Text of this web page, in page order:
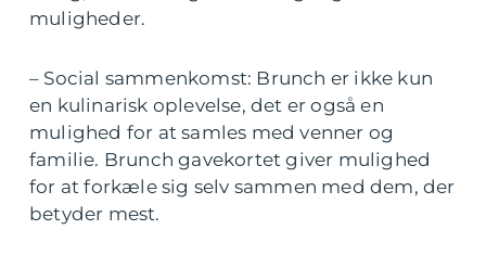
muligheder.
– Social sammenkomst: Brunch er ikke kun
en kulinarisk oplevelse, det er også en
mulighed for at samles med venner og
familie. Brunch gavekortet giver mulighed
for at forkæle sig selv sammen med dem, der
betyder mest.